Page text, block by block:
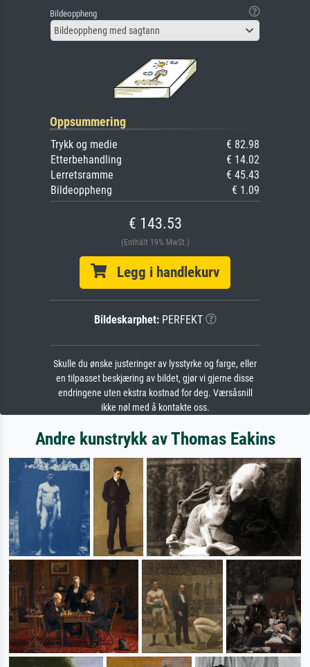
Bildeoppheng
Bildeoppheng med sagtann
Oppsummering
Trykk og medie
€ 82.98
Etterbehandling
€ 14.02
Lerretsramme
€ 45.43
Bildeoppheng
€ 1.09
€ 143.53
(Enthält 19% MwSt.)
Legg i handlekurv
Bildeskarphet:PERFEKT
Skulle du ønske justeringer av lysstyrke og farge, eller
en tilpasset beskjæring av bildet, gjør vi gjerne disse
endringene uten ekstra kostnad for deg. Værsåsnill
ikke nøl med å kontakte oss.
Andre kunstrykk av Thomas Eakins